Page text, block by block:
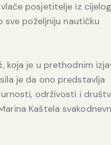
posjetitelje iz cijelog
sve poželjniju nautičku
, koja je u prethodnim
je da ono predstavlja
održivosti i
Kaštela